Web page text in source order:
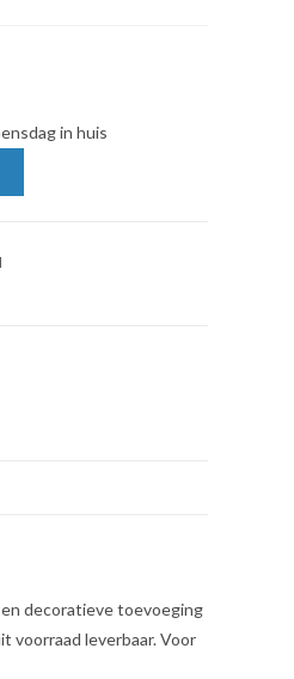
in huis
decoratieve toevoeging
voorraad leverbaar. Voor